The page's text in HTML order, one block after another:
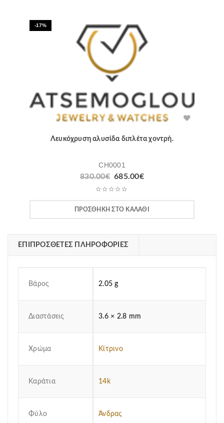
-17%
Λευκόχρυση αλυσίδα διπλέτα χοντρή.
CH0001
830.00€ Original
price
830.00€.
685.00€
είναι:
ΠΡΟΣΘΉΚΗ ΣΤΟ ΚΑΛΆΘΙ
ΕΠΙΠΡΌΣΘΕΤΕΣ ΠΛΗΡΟΦΟΡΊΕΣ
Βάρος 2.05 g
Διαστάσεις 3.6 × 2.8 mm
Χρώμα Κίτρινο
Καράτια 14k
Φύλο Άνδρας